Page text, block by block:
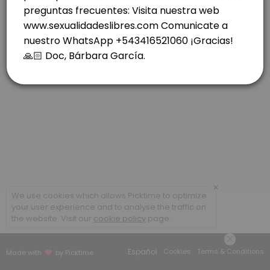
ROSARIO: RIOJA 1037- C. FINA MIERCOLES.
others · 40 min · ARS70000.0
CABA- COLEGIALES- LUNES
others · 30 min · ARS70000.0
Made with by Picktime Español Cookies Terms & Conditions
×
We use cookies which allows Picktime to optimize
your user experience and to analyse the traffic on
the website. Visit our cookie policy page.